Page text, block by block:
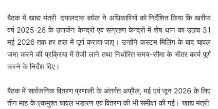
बैठक में खाद्य मंत्री दयालदास बघेल ने अधिकारियों को निर्देशित किया कि खरीफ
वर्ष 2025-26 के उपार्जन केन्द्रों एवं संग्रहण केन्द्रों में शेष धान का उठाव 31
मई 2026 तक हर हाल में पूर्ण कराया जाए। उन्होंने कस्टम मिलिंग के बाद चावल
जमा करने की प्रक्रिया में तेजी लाने तथा निर्धारित समय-सीमा के भीतर कार्य पूर्ण
करने के निर्देश दिए।
बैठक में सार्वजनिक वितरण प्रणाली के अंतर्गत अप्रैल, मई एवं जून 2026 के लिए
तीन माह के एकमुश्त चावल भंडारण एवं वितरण की भी समीक्षा की गई। खाद्य मंत्री